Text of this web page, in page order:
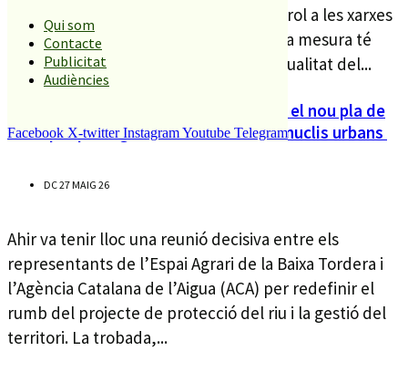
Qui som
Contacte
Publicitat
Audiències
Facebook X-twitter InstagramYoutube Telegram
instal·lació de 343 aparells de telecontrol a les xarxes
d’abastament d’aigua potable. Aquesta mesura té
com a objectiu principal assegurar la qualitat del...
Una doble mota i neteja de la llera és el nou pla de
l’ACA per protegir el Pla de Grau i els nuclis urbans
DC 27 MAIG 26
Ahir va tenir lloc una reunió decisiva entre els
representants de l’Espai Agrari de la Baixa Tordera i
l’Agència Catalana de l’Aigua (ACA) per redefinir el
rumb del projecte de protecció del riu i la gestió del
territori. La trobada,...